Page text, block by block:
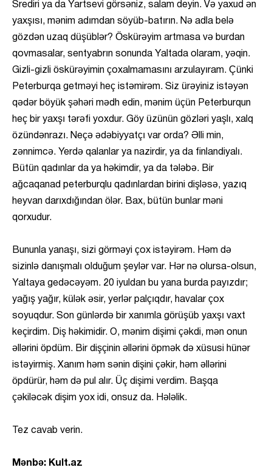
Srediri ya da Yartsevi görsəniz, salam deyin. Və yaxud ən
yaxşısı, mənim adımdan söyüb-batırın. Nə adla belə
gözdən uzaq düşüblər? Öskürəyim artmasa və burdan
qovmasalar, sentyabrın sonunda Yaltada olaram, yəqin.
Gizli-gizli öskürəyimin çoxalmamasını arzulayıram. Çünki
Peterburqa getməyi heç istəmirəm. Siz ürəyiniz istəyən
qədər böyük şəhəri mədh edin, mənim üçün Peterburqun
heç bir yaxşı tərəfi yoxdur. Göy üzünün gözləri yaşlı, xalq
özündənrazı. Neçə ədəbiyyatçı var orda? Əlli min,
zənnimcə. Yerdə qalanlar ya nazirdir, ya da finlandiyalı.
Bütün qadınlar da ya həkimdir, ya da tələbə. Bir
ağcaqanad peterburqlu qadınlardan birini dişləsə, yazıq
heyvan darıxdığından ölər. Bax, bütün bunlar məni
qorxudur.
Bununla yanaşı, sizi görməyi çox istəyirəm. Həm də
sizinlə danışmalı olduğum şeylər var. Hər nə olursa-olsun,
Yaltaya gedəcəyəm. 20 iyuldan bu yana burda payızdır;
yağış yağır, külək əsir, yerlər palçıqdır, havalar çox
soyuqdur. Son günlərdə bir xanımla görüşüb yaxşı vaxt
keçirdim. Diş həkimidir. O, mənim dişimi çəkdi, mən onun
əllərini öpdüm. Bir dişçinin əllərini öpmək də xüsusi hünər
istəyirmiş. Xanım həm sənin dişini çəkir, həm əllərini
öpdürür, həm də pul alır. Üç dişimi verdim. Başqa
çəkiləcək dişim yox idi, onsuz da. Hələlik.
Tez cavab verin.
Mənbə: Kult.az